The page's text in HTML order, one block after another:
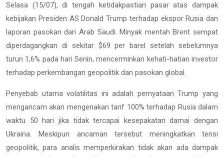
Selasa (15/07), di tengah ketidakpastian pasar atas dampak
kebijakan Presiden AS Donald Trump terhadap ekspor Rusia dan
laporan pasokan dari Arab Saudi. Minyak mentah Brent sempat
diperdagangkan di sekitar $69 per barel setelah sebelumnya
turun 1,6% pada hari Senin, mencerminkan kehati-hatian investor
terhadap perkembangan geopolitik dan pasokan global.
Penyebab utama volatilitas ini adalah pernyataan Trump yang
mengancam akan mengenakan tarif 100% terhadap Rusia dalam
waktu 50 hari jika tidak tercapai kesepakatan damai dengan
Ukraina. Meskipun ancaman tersebut meningkatkan tensi
geopolitik, para analis memperkirakan tidak akan ada dampak